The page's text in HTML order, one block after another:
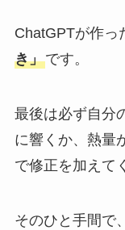
ChatGPTが作っ
き」です。
最後は必ず自分
に響くか、熱量
で修正を加えて
そのひと手間で